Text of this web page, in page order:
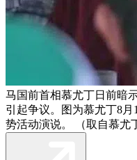
马国前首相慕尤丁日前暗
引起争议。图为慕尤丁8
势活动演说。 （取自慕尤